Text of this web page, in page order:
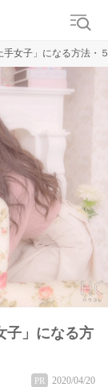
女子」になる方法・
子」になる方
PR 2020/04/20